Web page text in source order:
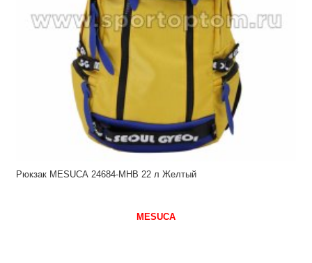
Рюкзак MESUCA 24684-MHB 22 л Желтый
MESUCA